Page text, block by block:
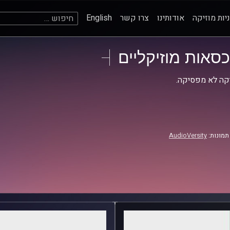
מוזיקה אודותינו צרו קשר English חיפוש:
כסאות מוזיקליים
לא מפסיקה.
AudioVersity